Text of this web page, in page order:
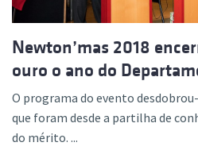
Newton’mas 2018
ouro o ano do
O programa do evento
que foram desde a partilha de
do mérito. ...